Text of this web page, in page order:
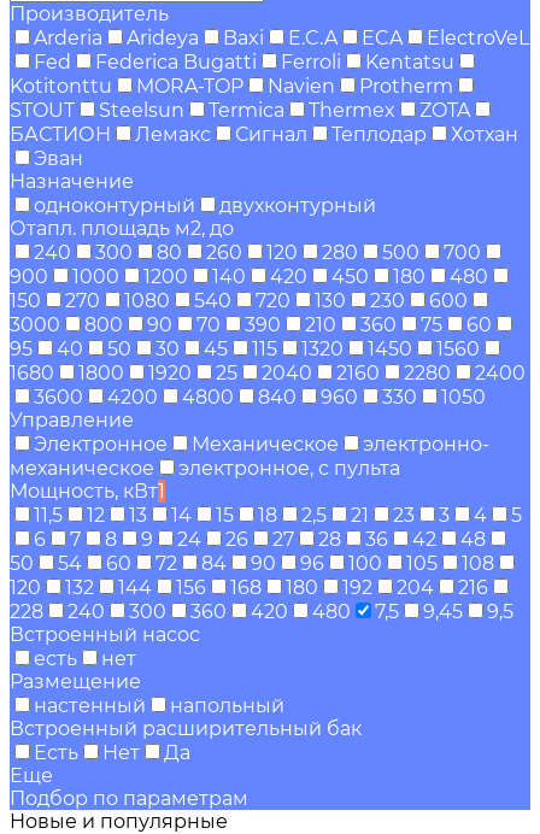
Производитель
Arderia
Arideya Baxi E.C.A ECA
ElectroVeL
Fed
Federica Bugatti Ferroli
Kentatsu
Kotitonttu
MORA-TOP Navien
Protherm
STOUT
Steelsun Termica Thermex
ZOTA
БАСТИОН
Лемакс Сигнал Теплодар
Хотхан
Эван
Назначение
одноконтурный
двухконтурный
Отапл. площадь м2, до
240
300 80 260 120 280 500
700
900
1000 1200 140 420 450 180
480
150
270 1080 540 720 130 230
600
3000
800 90 70 390 210 360 75
60
95
40 50 30 45 115 1320 1450
1560
1680
1800 1920 25 2040 2160 2280
2400
3600
4200 4800 840 960 330
1050
Управление
Электронное
Механическое
электронно-
механическое
электронное, с пульта
Мощность, кВт1
11,5
12 13 14 15 18 2,5 21 23 3 4
5
6
7 8 9 24 26 27 28 36 42
48
50
54 60 72 84 90 96 100 105
108
120
132 144 156 168 180 192 204
216
228
240 300 360 420 480 7,5 9,45
9,5
Встроенный насос
есть
нет
Размещение
настенный
напольный
Встроенный расширительный бак
Есть
Нет
Да
Еще
Подбор по параметрам
Новые и популярные